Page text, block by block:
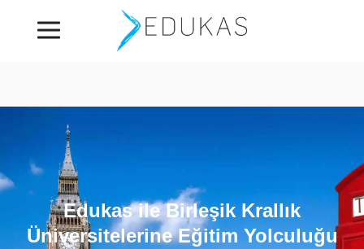
Edukas ile Birleşik Krallık
Üniversitelerine Eğitim Yolculuğu